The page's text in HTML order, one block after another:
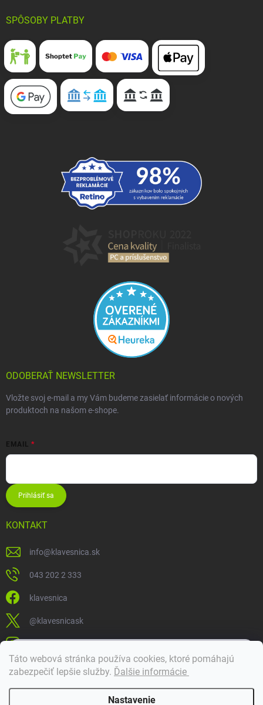
Táto webová stránka používa cookies, ktoré pomáhajú
zabezpečiť lepšie služby. Ďalšie informácie
Nastavenie
SPÔSOBY PLATBY
ODOBERAŤ NEWSLETTER
Vložte svoj e-mail a my Vám budeme zasielať informácie o nových
produktoch na našom e-shope.
EMAIL
Prihlásiť sa
KONTAKT
info@klavesnica.sk
043 202 2 333
klavesnica
@klavesnicask
klavesnica_sk
Doprava a platba
Dobrý deň! 👋 Pomôžem vám nájsť správny diel. Napíšte mi.